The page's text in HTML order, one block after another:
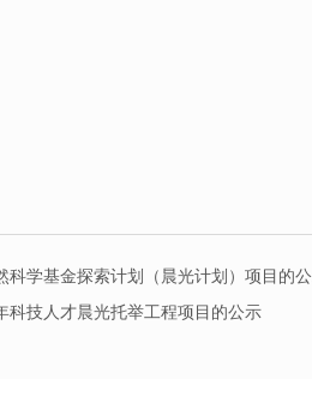
科学基金探索计划（晨光计划）项目的
科技人才晨光托举工程项目的公示